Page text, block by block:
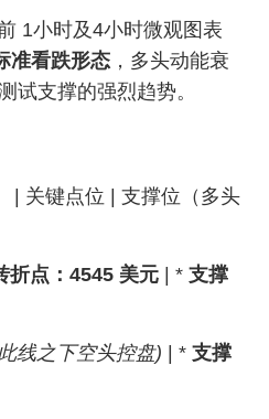
1小时及4小时微观图表
准看跌形态 ，多头动能衰
试支撑的强烈趋势。
| 关键点位 | 支撑位（多头
折点：4545 美元 | *支撑
线之下空头控盘) | *支撑